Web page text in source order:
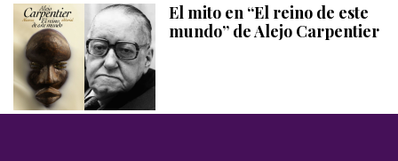
El mito en “El reino de este
mundo” de Alejo Carpentier